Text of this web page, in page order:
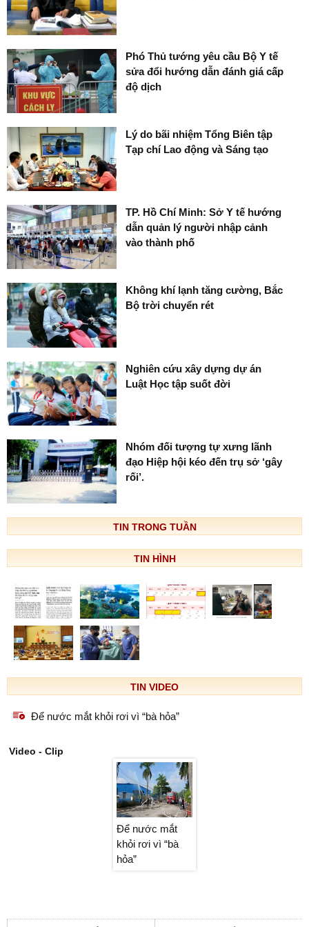
Phó Thủ tướng yêu cầu Bộ Y tế
sửa đổi hướng dẫn đánh giá cấp
độ dịch
Lý do bãi nhiệm Tổng Biên tập
Tạp chí Lao động và Sáng tạo
TP. Hồ Chí Minh: Sở Y tế hướng
dẫn quản lý người nhập cảnh
vào thành phố
Không khí lạnh tăng cường, Bắc
Bộ trời chuyển rét
Nghiên cứu xây dựng dự án
Luật Học tập suốt đời
Nhóm đối tượng tự xưng lãnh
đạo Hiệp hội kéo đến trụ sở ‘gây
rối’.
TIN TRONG TUẦN
TIN HÌNH
TIN VIDEO
Để nước mắt khỏi rơi vì “bà hỏa”
Video - Clip
Để nước mắt
khỏi rơi vì “bà
hỏa”